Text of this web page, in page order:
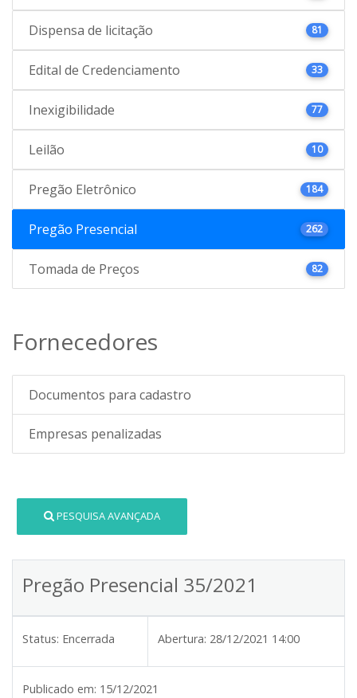
Dispensa de licitação 81
Edital de Credenciamento 33
Inexigibilidade 77
Leilão 10
Pregão Eletrônico 184
Pregão Presencial 262
Tomada de Preços 82
Fornecedores
Documentos para cadastro
Empresas penalizadas
PESQUISA AVANÇADA
Pregão Presencial 35/2021
Status: Encerrada Abertura: 28/12/2021 14:00
Publicado em: 15/12/2021